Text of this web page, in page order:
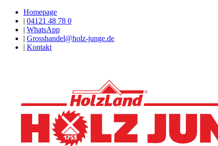
Homepage
| 04121 48 78 0
| WhatsApp
| Grosshandel@holz-junge.de
| Kontakt